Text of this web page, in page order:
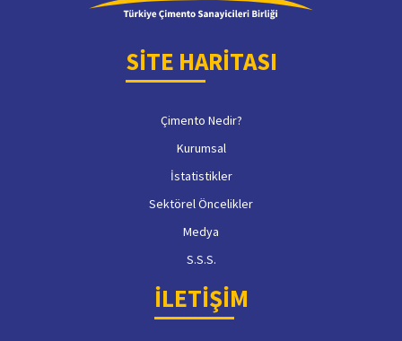
SİTE HARİTASI
Çimento Nedir?
Kurumsal
İstatistikler
Sektörel Öncelikler
Medya
S.S.S.
İLETİŞİM